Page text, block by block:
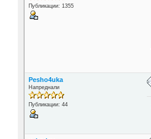
Публикации: 1355
Pesho4uka
Напреднали
Публикации: 44